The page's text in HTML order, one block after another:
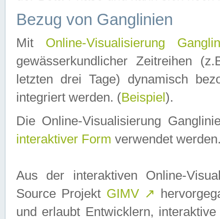
Bezug von Ganglinien
Mit Online-Visualisierung
gewässerkundlicher Zeitreihen
letzten drei Tage) dynamisch
integriert werden. (Beispiel ).
Die Online-Visualisierung
interaktiver Form verwendet
Aus der interaktiven Online-
Source Projekt GIMV ↗
und erlaubt Entwicklern,